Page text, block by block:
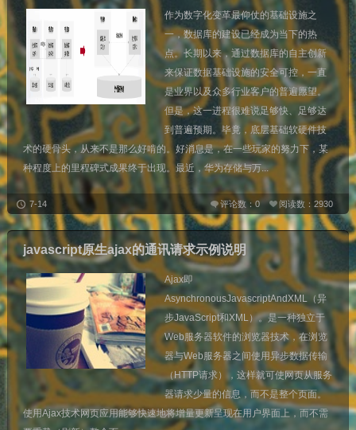
作为数字化变革最仰仗的基础设施之
一，数据库的建设已经成为当下的热
点。长期以来，通过数据库的自主创新
来保证数据基础设施的安全可控，一直
是业界以及众多行业客户的普遍愿望。
但是，这一进程很难说足够快、足够达
到普遍预期。毕竟，底层基础软硬件技
术的硬骨头，从来不是那么好啃的。好消息是，在一些玩家的努力下，某
种程度上的里程碑式成果终于出现。最近，华为存储与万...
阅读数：2930
评论数：0
7-14
javascript原生ajax的通讯请求示例说明
Ajax即
AsynchronousJavascriptAndXML（异
步JavaScript和XML）。是一种独立于
Web服务器软件的浏览器技术，在浏览
器与Web服务器之间使用异步数据传输
（HTTP请求），这样就可使网页从服务
器请求少量的信息，而不是整个页面。
使用Ajax技术网页应用能够快速地将增量更新呈现在用户界面上，而不需